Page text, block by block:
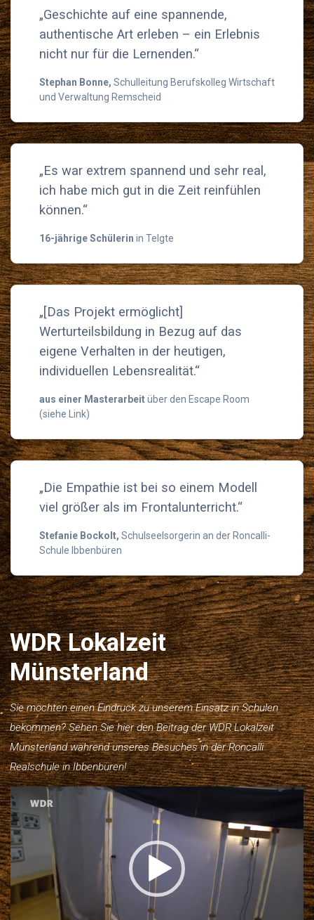
„Geschichte auf eine spannende,
authentische Art erleben – ein Erlebnis
nicht nur für die Lernenden.“
Stephan Bonne, Schulleitung Berufskolleg Wirtschaft
und Verwaltung Remscheid
„Es war extrem spannend und sehr real,
ich habe mich gut in die Zeit reinfühlen
können.“
16-jährige Schülerin in Telgte
„[Das Projekt ermöglicht]
Werturteilsbildung in Bezug auf das
eigene Verhalten in der heutigen,
individuellen Lebensrealität.“
aus einer Masterarbeitüber den Escape Room
(siehe Link)
„Die Empathie ist bei so einem Modell
viel größer als im Frontalunterricht.“
Stefanie Bockolt, Schulseelsorgerin an der Roncalli-
Schule Ibbenbüren
WDR Lokalzeit
Münsterland
Sie möchten einen Eindruck zu unserem Einsatz in Schulen
bekommen? Sehen Sie hier den Beitrag der WDR Lokalzeit
Münsterland während unseres Besuches in der Roncalli
Realschule in Ibbenbüren!
Player